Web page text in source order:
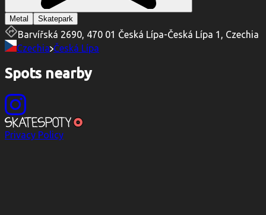
Metal Skatepark
Barvířská 2690, 470 01 Česká Lípa-Česká Lípa 1, Czechia
Czechia Česká Lípa
Spots nearby
Privacy Policy